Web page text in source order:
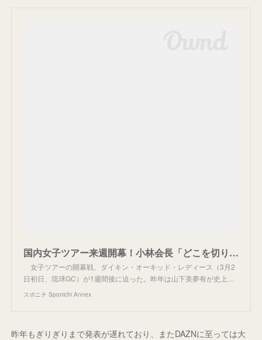
国内女子ツアー来週開幕！小林会長「どこを切り取っても見どころ満載」 - スポニチ Sponichi Annex スポーツ
女子ツアーの開幕戦、ダイキン・オーキッド・レディース（3月2
日初日、琉球GC）が1週間後に迫った。昨年は山下美夢有が史上…
スポニチ Sponichi Annex
昨年もぎりぎりまで発表が遅れており、またDAZNに至っては大